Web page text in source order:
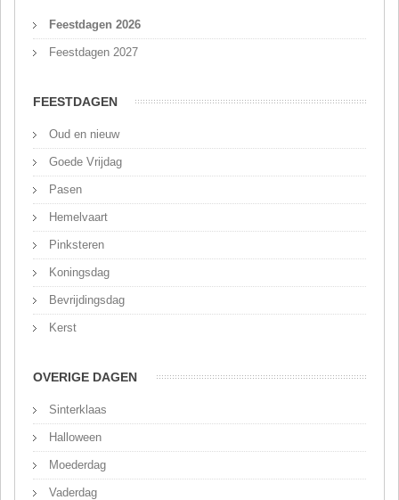
Feestdagen 2026
Feestdagen 2027
FEESTDAGEN
Oud en nieuw
Goede Vrijdag
Pasen
Hemelvaart
Pinksteren
Koningsdag
Bevrijdingsdag
Kerst
OVERIGE DAGEN
Sinterklaas
Halloween
Moederdag
Vaderdag